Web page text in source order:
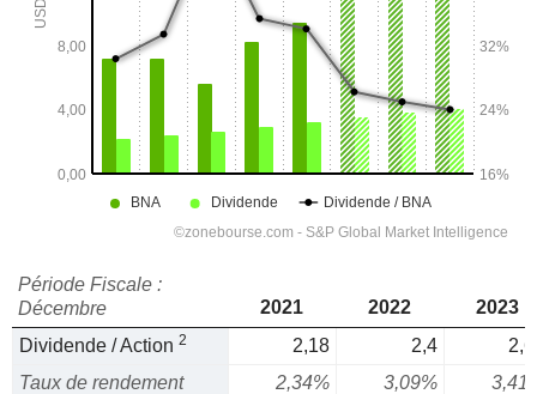
Période Fiscale :
Décembre
2021 2022
2023
Dividende / Action 2 2,18 2,4
Taux de rendement
2,34% 3,09%